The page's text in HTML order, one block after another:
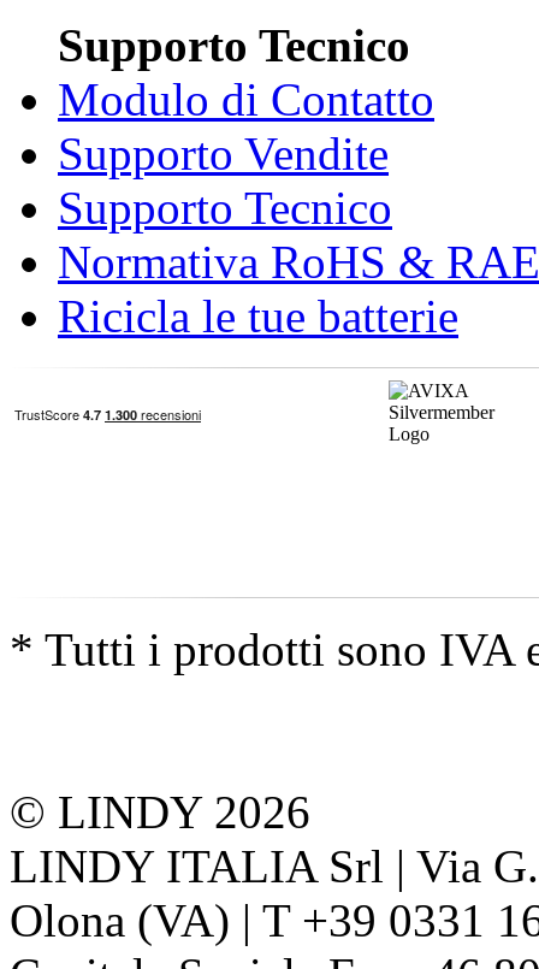
Supporto Tecnico
Modulo di Contatto
Supporto Vendite
Supporto Tecnico
Normativa RoHS &
Ricicla le tue batterie
* Tutti i prodotti sono IVA
© LINDY 2026
LINDY ITALIA Srl | Via
Olona (VA) | T +39 0331